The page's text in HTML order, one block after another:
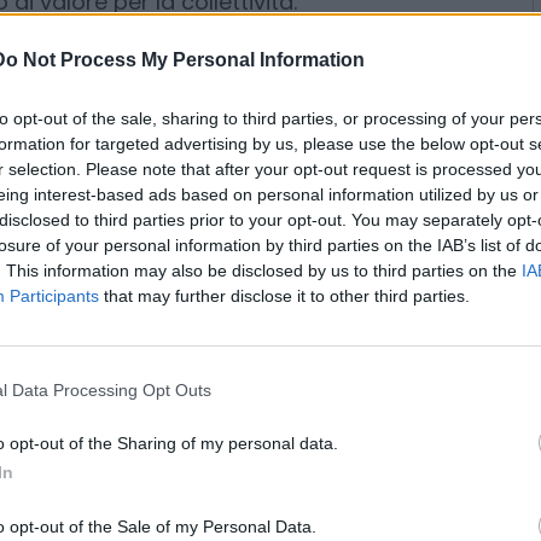
Not Process My Personal Information
opt-out of the sale, sharing to third parties, or processing of your
for targeted advertising by us, please use the below opt-out
selection. Please note that after your opt-out request is processed
interest-based ads based on personal information utilized by us
to third parties prior to your opt-out. You may separately
of your personal information by third parties on the IAB’s list of
This information may also be disclosed by us to third parties on the
Participants that may further disclose it to other third parties.
Data Processing Opt Outs
opt-out of the Sharing of my personal data.
opt-out of the Sale of my Personal Data.
tutta Italia. Secondo una
di Altis – Università Cattolica, il
del Fondo è di 4,16: ogni euro
di valore per la collettività.
aiutate
eurohanno sostenuto8.500
di persone e famiglie in
decennio, il Fondo ha
orientamento verso le
della quasi totalità degli
la filantropia